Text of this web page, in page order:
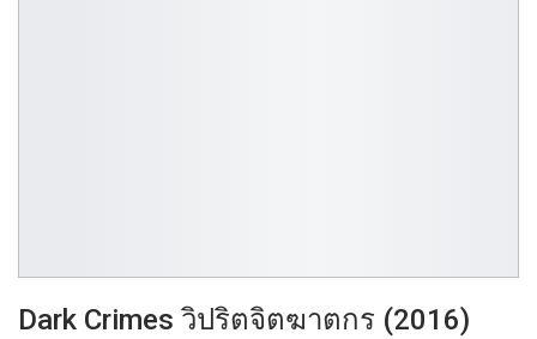
Dark Crimes วิปริตจิตฆาตกร (2016)